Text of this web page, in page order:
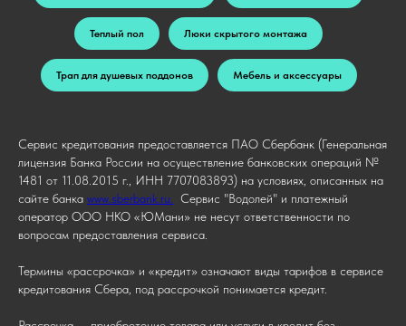
Теплый пол Люки скрытого монтажа
Трап для душевых поддонов Мебель и аксессуары
Сервис кредитования предоставляется ПАО Сбербанк (Генеральная
лицензия Банка России на осуществление банковских операций №
1481 от 11.08.2015 г., ИНН 7707083893) на условиях, описанных на
сайте банка www.sberbank.ru.
Сервис "Водолей" и платежный
оператор ООО НКО «ЮМани» не несут ответственности по
вопросам предоставления сервиса.
Термины «рассрочка» и «кредит» означают виды тарифов в сервисе
кредитования Сбера, под рассрочкой понимается кредит.